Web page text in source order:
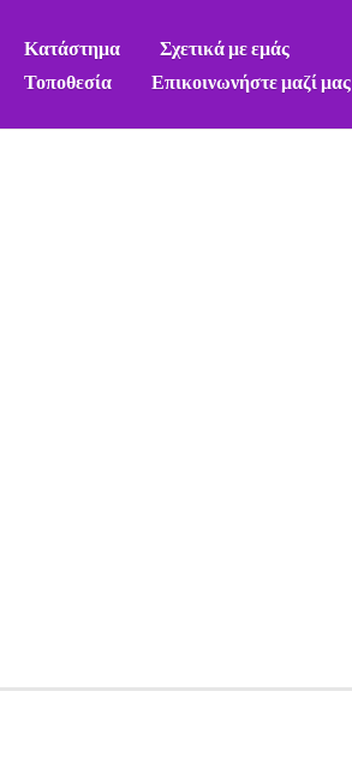
Κατάστημα
Σχετικά με εμάς
Τοποθεσία
Επικοινωνήστε μαζί μας